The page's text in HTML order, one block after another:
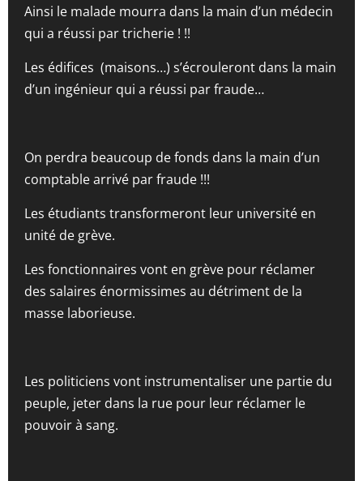
Ainsi le malade mourra dans la main d’un médecin
qui a réussi par tricherie ! !!
Les édifices (maisons…) s’écrouleront dans la main
d’un ingénieur qui a réussi par fraude…
On perdra beaucoup de fonds dans la main d’un
comptable arrivé par fraude !!!
Les étudiants transformeront leur université en
unité de grève.
Les fonctionnaires vont en grève pour réclamer
des salaires énormissimes au détriment de la
masse laborieuse.
Les politiciens vont instrumentaliser une partie du
peuple, jeter dans la rue pour leur réclamer le
pouvoir à sang.